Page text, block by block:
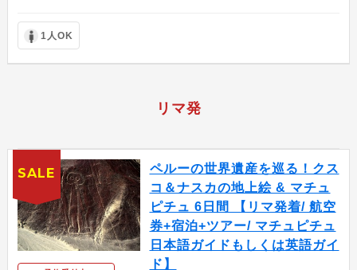
1人OK
リマ発
ペルーの世界遺産を巡る！クス
コ＆ナスカの地上絵 & マチュ
ピチュ 6日間 【リマ発着/ 航空
券+宿泊+ツアー/ マチュピチュ
日本語ガイドもしくは英語ガイ
ド】
SALE